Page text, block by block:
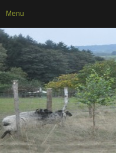
Menu